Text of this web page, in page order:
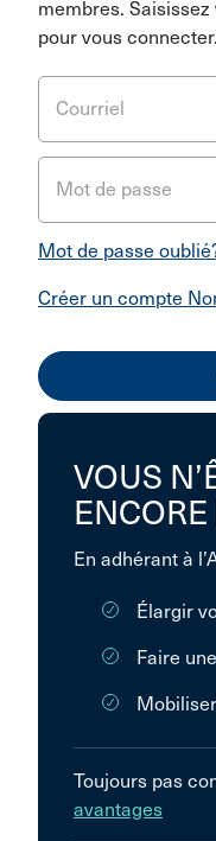
membres.
pour vous connecter.
Courriel
Mot de passe
Mot de passe
Créer un compte
VOUS
En adhérant à
Élargir
Faire
Toujours pas
avantages